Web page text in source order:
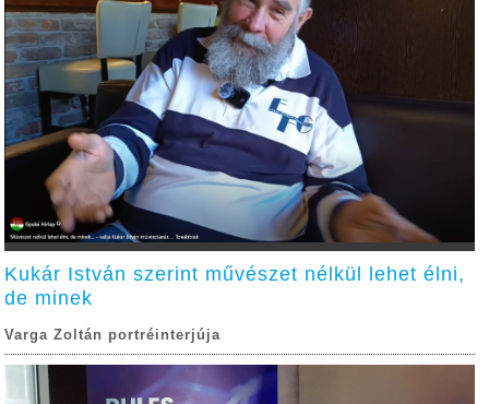
Kukár István szerint művészet nélkül lehet élni,
de minek
Varga Zoltán portréinterjúja